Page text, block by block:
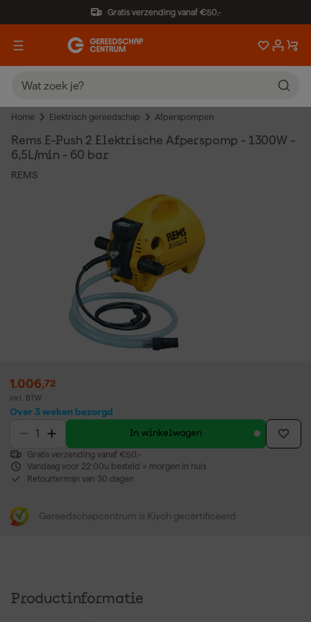
Gratis verzending vanaf €50,-
Home Elektrisch gereedschap Afperspompen
Rems E-Push 2 Elektrische Afperspomp - 1300W -
6,5L/min - 60 bar
REMS
1.006,72
incl. BTW
Over 3 weken bezorgd
In winkelwagen
Gratis verzending vanaf €50,-
Vandaag voor 22:00u besteld = morgen in huis
Retourtermijn van 30 dagen
Gereedschapcentrum is Kiyoh gecertificeerd
Productinformatie